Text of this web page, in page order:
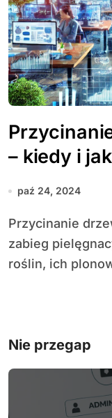
– kiedy i
paź 24, 2024
Przycinanie drzew owocowych to kluczowy
zabieg
roślin, ich
Nie przegap